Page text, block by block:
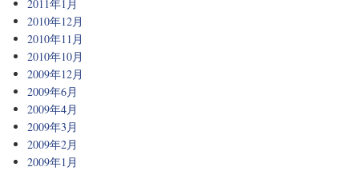
2011年1月
2010年12月
2010年11月
2010年10月
2009年12月
2009年6月
2009年4月
2009年3月
2009年2月
2009年1月